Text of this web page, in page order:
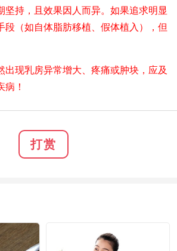
坚持，且效果因人而异。如果追求明显
段（如自体脂肪移植、假体植入），但
出现乳房异常增大、疼痛或肿块，应及
！
打赏